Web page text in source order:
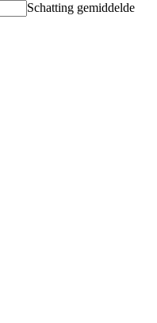
Schatting gemiddelde